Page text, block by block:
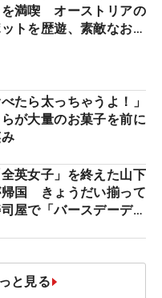
を満喫 オーストリアの
トを歴遊、素敵なお土
べたら太っちゃうよ！」
が大量のお菓子を前に
英女子」を終えた山下
帰国 きょうだい揃って
屋で「バースデーディ
と見る